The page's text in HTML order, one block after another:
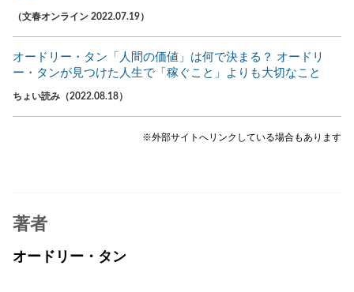
（文春オンライン 2022.07.19）
オードリー・タン「人間の価値」は何で決まる？ オードリ
ー・タンが見つけた人生で「稼ぐこと」よりも大切なこと
ちょい読み（2022.08.18）
※外部サイトへリンクしている場合もあります
著者
オードリー・タン